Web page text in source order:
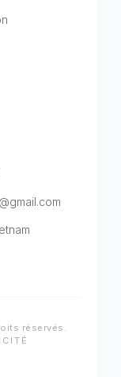
réservés.